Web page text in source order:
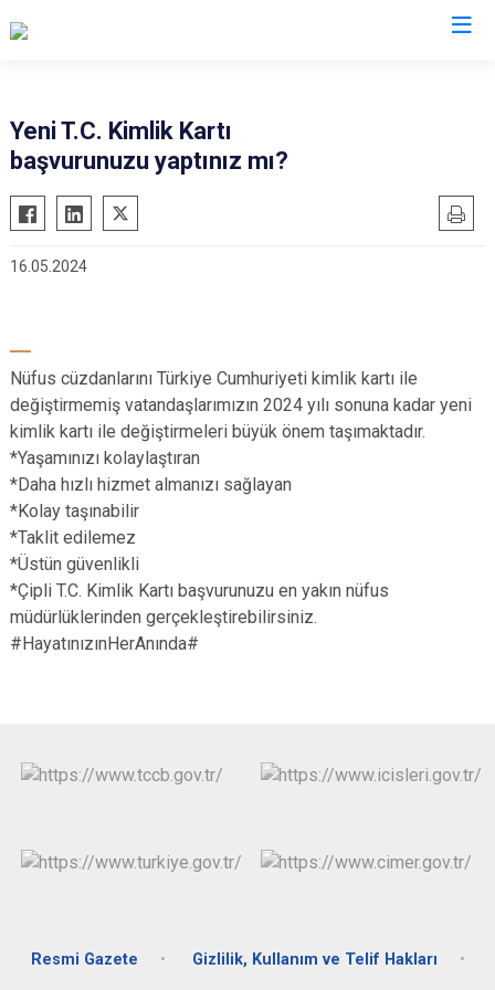
Akçaabat
Araklı
Beşikdüzü
Çaykara
Dernekpazarı
Düzköy
Hayrat
Köprübaşı
Vakfıkebir
Yomra
Yeni T.C. Kimlik Kartı
başvurunuzu yaptınız mı?
16.05.2024
Nüfus cüzdanlarını Türkiye Cumhuriyeti kimlik kartı ile
değiştirmemiş vatandaşlarımızın 2024 yılı sonuna kadar yeni
kimlik kartı ile değiştirmeleri büyük önem taşımaktadır.
*Yaşamınızı kolaylaştıran
*Daha hızlı hizmet almanızı sağlayan
*Kolay taşınabilir
*Taklit edilemez
*Üstün güvenlikli
*Çipli T.C. Kimlik Kartı başvurunuzu en yakın nüfus
müdürlüklerinden gerçekleştirebilirsiniz.
#HayatınızınHerAnında#
Resmi Gazete Gizlilik, Kullanım ve Telif Hakları